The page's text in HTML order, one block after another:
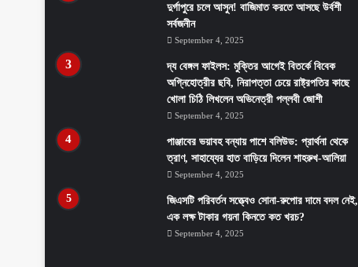
দুর্গাপুরে চলে আসুন! বাজিমাত করতে আসছে উর্বশী
সর্বজনীন
September 4, 2025
দ্য বেঙ্গল ফাইলস: মুক্তির আগেই বিতর্কে বিবেক
অগ্নিহোত্রীর ছবি, নিরাপত্তা চেয়ে রাষ্ট্রপতির কাছে
খোলা চিঠি লিখলেন অভিনেত্রী পল্লবী জোশী
September 4, 2025
পাঞ্জাবের ভয়াবহ বন্যায় পাশে বলিউড: প্রার্থনা থেকে
ত্রাণ, সাহায্যের হাত বাড়িয়ে দিলেন শাহরুখ-আলিয়া
September 4, 2025
জিএসটি পরিবর্তন সত্ত্বেও সোনা-রুপোর দামে বদল নেই,
এক লক্ষ টাকার গয়না কিনতে কত খরচ?
September 4, 2025